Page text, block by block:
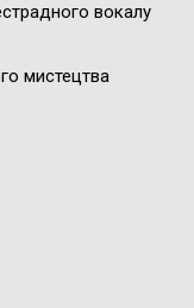
вокалу
мистецтва